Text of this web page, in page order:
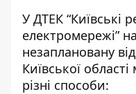
У ДТЕК “Київські
електромережі”
незаплановану
Київської
різні способи: